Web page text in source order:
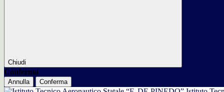
Chiudi
Conferma
Annulla Conferma